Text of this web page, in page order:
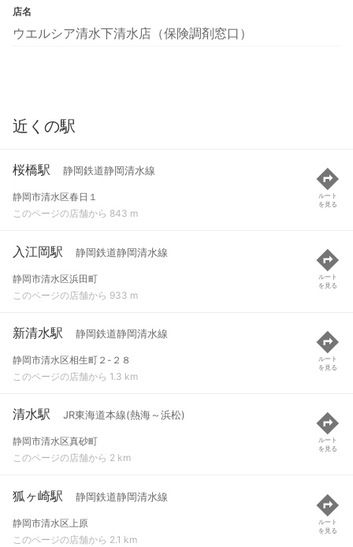
店名
ウエルシア清水下清水店（保険調剤窓口）
近くの駅
桜橋駅 静岡鉄道静岡清水線
静岡市清水区春日１
このページの店舗から 843 m
ルート
を見る
入江岡駅 静岡鉄道静岡清水線
静岡市清水区浜田町
このページの店舗から 933 m
ルート
を見る
新清水駅 静岡鉄道静岡清水線
静岡市清水区相生町２-２８
このページの店舗から 1.3 km
ルート
を見る
清水駅 JR東海道本線(熱海～浜松)
静岡市清水区真砂町
このページの店舗から 2 km
ルート
を見る
狐ヶ崎駅 静岡鉄道静岡清水線
静岡市清水区上原
このページの店舗から 2.1 km
ルート
を見る